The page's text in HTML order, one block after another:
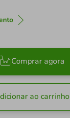
Comprar agora
ao carrinho